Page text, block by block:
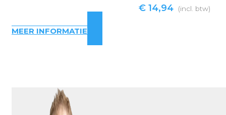
€14,94 (incl. btw)
MEER INFORMATIE